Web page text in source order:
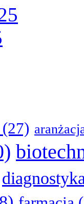
(27)